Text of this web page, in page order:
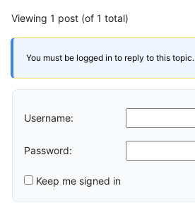
Viewing 1 post (of 1 total)
You must be logged in to reply to this topic.
Username:
Password:
Keep me signed in